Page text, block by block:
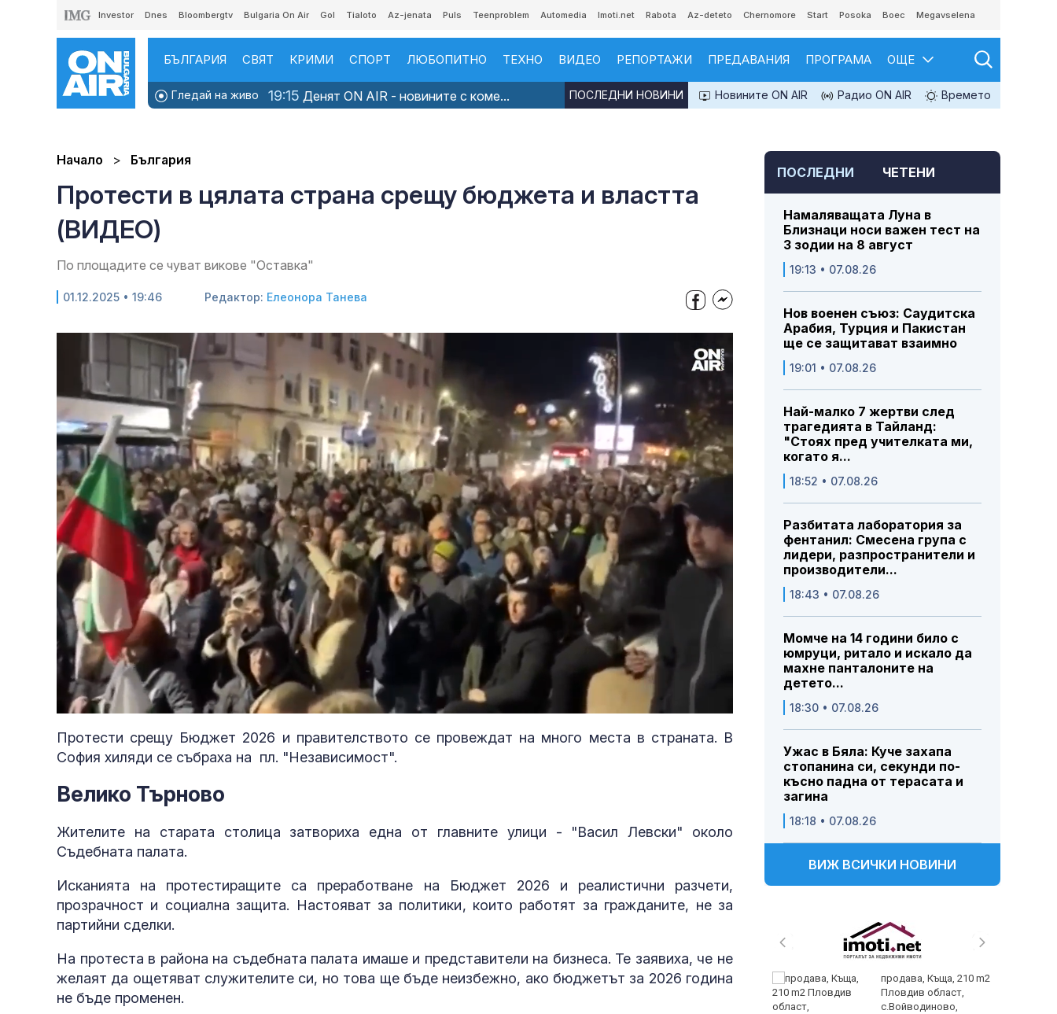
Investor Dnes Bloombergtv Bulgaria On Air Gol Tialoto Az-jenata Puls Teenproblem Automedia Imoti.net Rabota Az-deteto Chernomore Start Posoka Boec Megavselena
БЪЛГАРИЯ СВЯТ КРИМИ СПОРТ ЛЮБОПИТНО ТЕХНО ВИДЕО РЕПОРТАЖИ ПРЕДАВАНИЯ ПРОГРАМА ОЩЕ
Гледай на живо 19:15 Денят ON AIR - новините с коме... Новините ON AIR Радио ON AIR Времето
ПОСЛЕДНИ НОВИНИ
Начало България
Протести в цялата страна срещу бюджета и властта
(ВИДЕО)
По площадите се чуват викове "Оставка"
01.12.2025 • 19:46 Редактор: Елеонора Танева
Unmute Loaded
97.32%
Протести срещу Бюджет 2026 и правителството се провеждат на много места в страната. В
София хиляди се събраха на пл. "Независимост".
Велико Търново
Жителите на старата столица затвориха една от главните улици - "Васил Левски" около
Съдебната палата.
Исканията на протестиращите са преработване на Бюджет 2026 и реалистични разчети,
прозрачност и социална защита. Настояват за политики, които работят за гражданите, не за
партийни сделки.
На протеста в района на съдебната палата имаше и представители на бизнеса. Те заявиха, че не
желаят да ощетяват служителите си, но това ще бъде неизбежно, ако бюджетът за 2026 година
не бъде променен.
ПОСЛЕДНИ ЧЕТЕНИ
Намаляващата Луна в
Близнаци носи важен тест на
3 зодии на 8 август
19:13 • 07.08.26
Нов военен съюз: Саудитска
Арабия, Турция и Пакистан
ще се защитават взаимно
19:01 • 07.08.26
Най-малко 7 жертви след
трагедията в Тайланд:
"Стоях пред учителката ми,
когато я...
18:52 • 07.08.26
Разбитата лаборатория за
фентанил: Смесена група с
лидери, разпространители и
производители...
18:43 • 07.08.26
Момче на 14 години било с
юмруци, ритало и искало да
махне панталоните на
детето...
18:30 • 07.08.26
Ужас в Бяла: Куче захапа
стопанина си, секунди по-
късно падна от терасата и
загина
18:18 • 07.08.26
ВИЖ ВСИЧКИ НОВИНИ
Иззеха 115 кг и 527
Топлинен удар и
продава, Къща, 210 m2
Пловдив област,
с.Войводиново,